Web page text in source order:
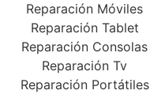
Reparación Móviles
Reparación Tablet
Reparación Consolas
Reparación Tv
Reparación Portátiles